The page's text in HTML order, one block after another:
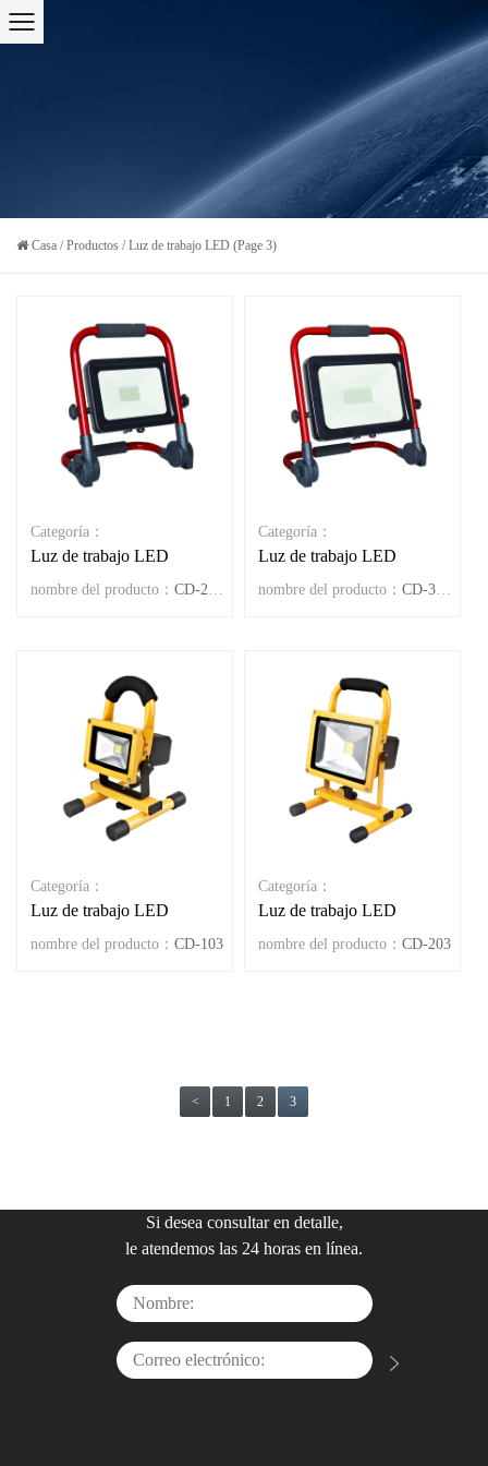
Casa /Productos /Luz de trabajo LED (Page 3)
Categoría：
Luz de trabajo LED
nombre del producto： CD-203W
Categoría：
Luz de trabajo LED
nombre del producto： CD-303W
Categoría：
Luz de trabajo LED
nombre del producto： CD-103
Categoría：
Luz de trabajo LED
nombre del producto： CD-203
< 1 2 3
Si desea consultar en detalle,
le atendemos las 24 horas en línea.